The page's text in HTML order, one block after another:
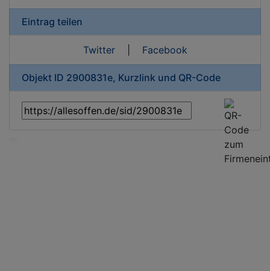
Eintrag teilen
Twitter| Facebook
Objekt ID 2900831e, Kurzlink und QR-Code